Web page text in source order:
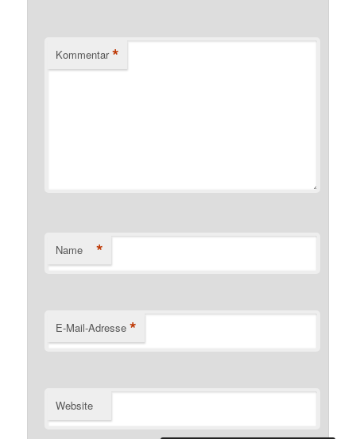
Kommentar *
Name *
E-Mail-Adresse *
Website